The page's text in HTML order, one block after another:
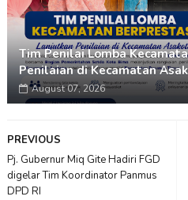
Tim Penilai Lomba
Penilaian di Kecamatan
August 07, 2026
PREVIOUS
Pj. Gubernur Miq Gite Hadiri FGD
digelar Tim Koordinator Panmus
DPD RI